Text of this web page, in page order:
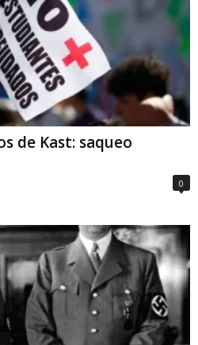
de Kast: saqueo
0